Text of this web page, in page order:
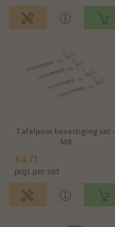
Tafelpoot bevestiging set -
M8
€4,71
prijs per set